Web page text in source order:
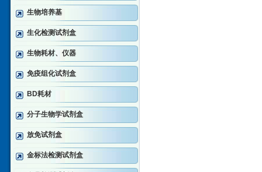
生物培养基
生化检测试剂盒
生物耗材、仪器
免疫组化试剂盒
BD耗材
分子生物学试剂盒
放免试剂盒
金标法检测试剂盒